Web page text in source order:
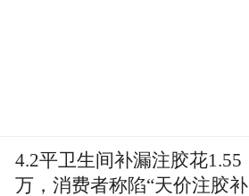
4.2平卫生间补漏注胶花1.55
万，消费者称陷“天价注胶补